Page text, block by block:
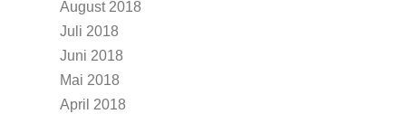
August 2018
Juli 2018
Juni 2018
Mai 2018
April 2018